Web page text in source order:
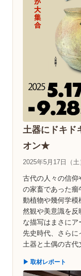
土器にドキド
オン★
2025年5月17日（土
古代の人々の信仰
の家畜であった瘤
動植物や幾何学模
然観や美意識を反
な描写はまさに
先史時代、さら
土器と土偶の古代
▶ 取材レポート